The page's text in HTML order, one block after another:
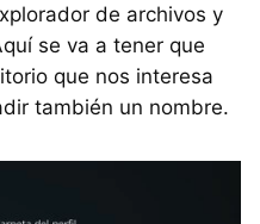
de archivos y
se va a tener que
que nos interesa
también un nombre.